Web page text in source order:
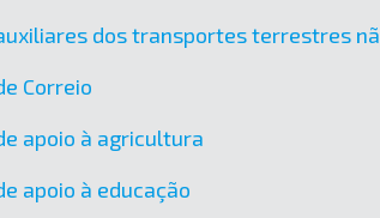
dos transportes terrestres
Correio
apoio à agricultura
apoio à educação